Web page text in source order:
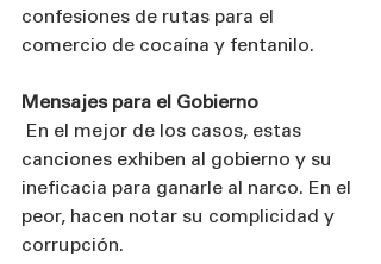
confesiones de rutas para el
comercio de cocaína y fentanilo.
Mensajes para el Gobierno
En el mejor de los casos, estas
canciones exhiben al gobierno y su
ineficacia para ganarle al narco. En el
peor, hacen notar su complicidad y
corrupción.